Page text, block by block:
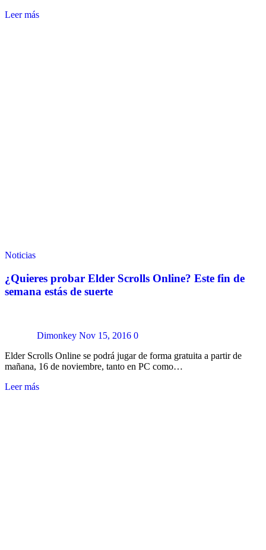
Leer más
Noticias
¿Quieres probar Elder Scrolls Online? Este fin de
semana estás de suerte
Dimonkey Nov 15, 2016 0
Elder Scrolls Online se podrá jugar de forma gratuita a partir de
mañana, 16 de noviembre, tanto en PC como…
Leer más